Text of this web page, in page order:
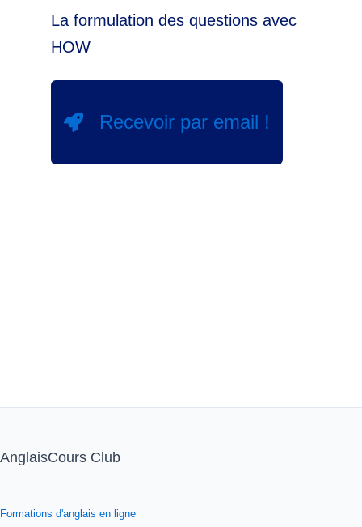
La formulation des questions avec
HOW
Recevoir par email !
AnglaisCours Club
Formations d'anglais en ligne